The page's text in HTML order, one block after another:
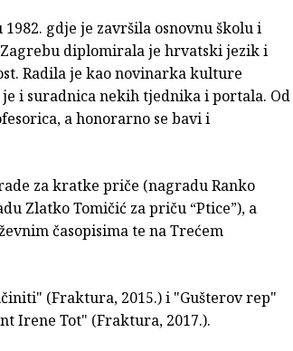
gdje je završila osnovnu školu i
diplomirala je hrvatski jezik i
Radila je kao novinarka kulture
i suradnica nekih tjednika i portala. Od
a honorarno se bavi i
za kratke priče (nagradu Ranko
Zlatko Tomičić za priču “Ptice”), a
časopisima te na Trećem
(Fraktura, 2015.) i "Gušterov rep"
Irene Tot" (Fraktura, 2017.).